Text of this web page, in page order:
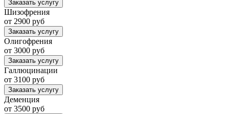
Заказать услугу
Шизофрения
от 2900 руб
Заказать услугу
Олигофрения
от 3000 руб
Заказать услугу
Галлюцинации
от 3100 руб
Заказать услугу
Деменция
от 3500 руб